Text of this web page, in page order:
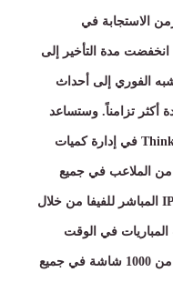
الاستجابة في
انخفضت مدة التأخير إلى
الفوري إلى أحداث
أكثر تزامناً. وستساعد
في إدارة كميات
من الملاعب في جميع
المباشر للفيفا من خلال
المباريات في الوقت
من 1000 شاشة في جميع